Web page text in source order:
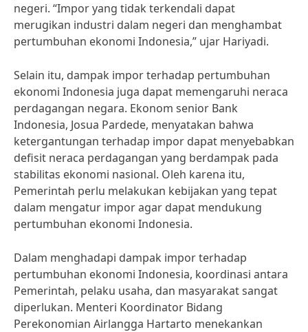
negeri. “Impor yang tidak terkendali dapat
merugikan industri dalam negeri dan menghambat
pertumbuhan ekonomi Indonesia,” ujar Hariyadi.
Selain itu, dampak impor terhadap pertumbuhan
ekonomi Indonesia juga dapat memengaruhi neraca
perdagangan negara. Ekonom senior Bank
Indonesia, Josua Pardede, menyatakan bahwa
ketergantungan terhadap impor dapat menyebabkan
defisit neraca perdagangan yang berdampak pada
stabilitas ekonomi nasional. Oleh karena itu,
Pemerintah perlu melakukan kebijakan yang tepat
dalam mengatur impor agar dapat mendukung
pertumbuhan ekonomi Indonesia.
Dalam menghadapi dampak impor terhadap
pertumbuhan ekonomi Indonesia, koordinasi antara
Pemerintah, pelaku usaha, dan masyarakat sangat
diperlukan. Menteri Koordinator Bidang
Perekonomian Airlangga Hartarto menekankan